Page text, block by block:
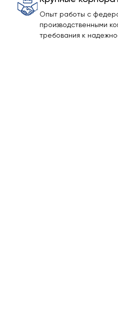
Опыт работы с
производственными
требования к